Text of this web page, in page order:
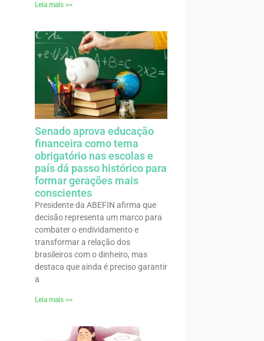
Leia mais >>
Senado aprova educação
financeira como tema
obrigatório nas escolas e
país dá passo histórico para
formar gerações mais
conscientes
Presidente da ABEFIN afirma que
decisão representa um marco para
combater o endividamento e
transformar a relação dos
brasileiros com o dinheiro, mas
destaca que ainda é preciso garantir
a
Leia mais >>